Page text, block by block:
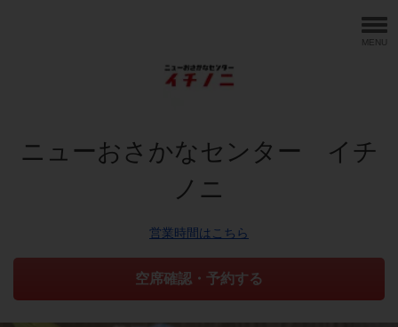
MENU
ニューおさかなセンター イチ
ノニ
営業時間はこちら
空席確認・予約する